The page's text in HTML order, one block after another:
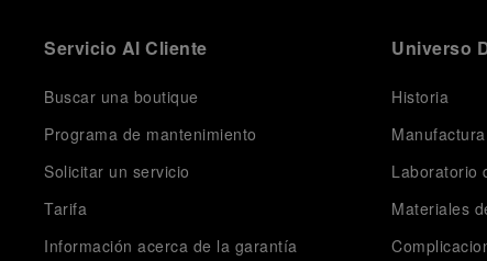
Servicio Al Cliente
Buscar una boutique
Programa de mantenimiento
Solicitar un servicio
Tarifa
Información acerca de la garantía
Universo
Historia
Manufactura
Laboratorio
Materiales